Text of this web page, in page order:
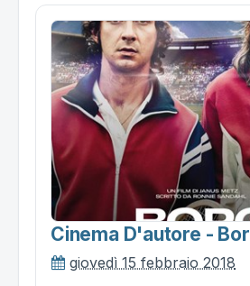
Cinema D'autore -
giovedì 15 febbraio 2018